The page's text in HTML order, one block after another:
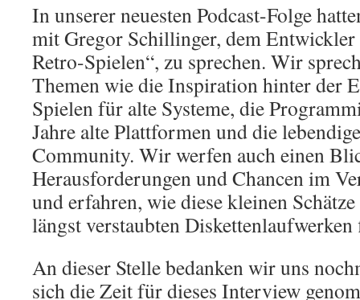
In unserer neuesten Podcast-Folge
mit Gregor Schillinger, dem Entwickler
Retro-Spielen“, zu sprechen. Wir
Themen wie die Inspiration hinter der
Spielen für alte Systeme, die
Jahre alte Plattformen und die
Community. Wir werfen auch einen
Herausforderungen und Chancen im
und erfahren, wie diese kleinen
längst verstaubten Diskettenlaufwerken
An dieser Stelle bedanken wir uns
sich die Zeit für dieses Interview